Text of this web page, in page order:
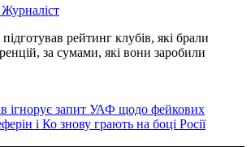
Журналіст
підготував рейтинг клубів, які брали
за сумами, які вони заробили
ігнорує запит УАФ щодо фейкових
і Ко знову грають на боці Росії